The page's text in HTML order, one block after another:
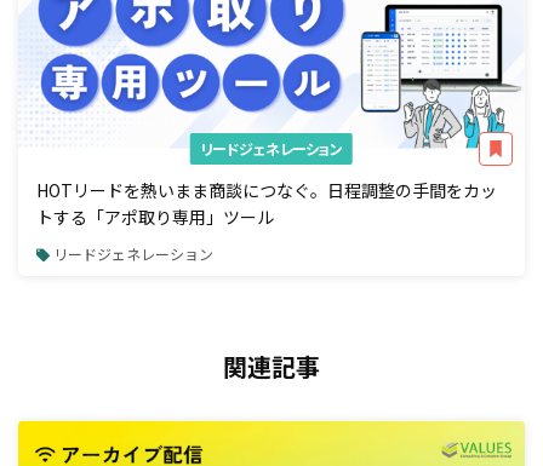
リードジェネレーション
HOTリードを熱いまま商談につなぐ。日程調整の手間をカッ
トする「アポ取り専用」ツール
リードジェネレーション
関連記事